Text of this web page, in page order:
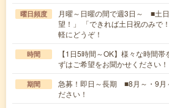
曜日頻度
月曜～日曜の間で週3日～ ■土
望！」 「できれば土日祝のみで
軽にどうぞ！
時間
【1日5時間～OK】様々な時間
ずはご希望をお聞かせください
期間
急募！即日～長期 ■8月～・9月
ださい！